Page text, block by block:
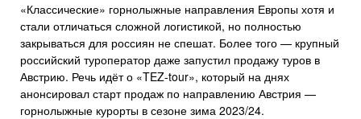
«Классические» горнолыжные направления Европы хотя и
стали отличаться сложной логистикой, но полностью
закрываться для россиян не спешат. Более того — крупный
российский туроператор даже запустил продажу туров в
Австрию. Речь идёт о «TEZ-tour», который на днях
анонсировал старт продаж по направлению Австрия —
горнолыжные курорты в сезоне зима 2023/24.